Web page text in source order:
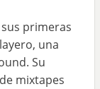
sus primeras
una
Su
mixtapes